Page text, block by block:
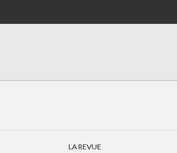
LA REVUE